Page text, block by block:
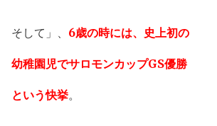
そして」、 6歳の時には、史上初の
幼稚園児でサロモンカップGS優勝
という快挙。